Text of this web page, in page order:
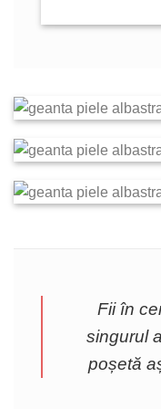
Fii în
singurul
poșetă